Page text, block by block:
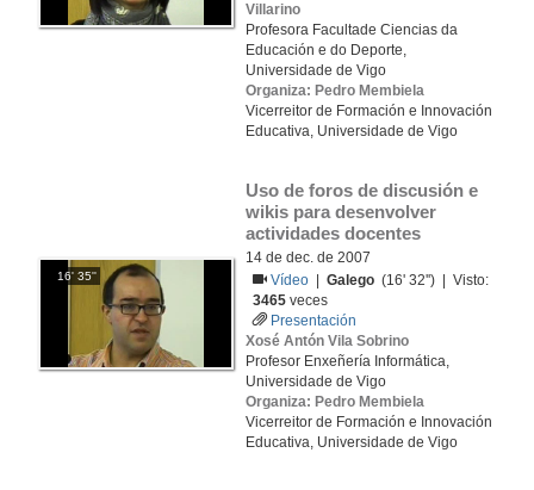
Villarino
Profesora Facultade Ciencias da
Educación e do Deporte,
Universidade de Vigo
Organiza: Pedro Membiela
Vicerreitor de Formación e Innovación
Educativa, Universidade de Vigo
16' 35''
Uso de foros de discusión e
wikis para desenvolver
actividades docentes
14 de dec. de 2007
Vídeo
|Galego (16' 32'') | Visto:
3465 veces
Presentación
Xosé Antón Vila Sobrino
Profesor Enxeñería Informática,
Universidade de Vigo
Organiza: Pedro Membiela
Vicerreitor de Formación e Innovación
Educativa, Universidade de Vigo